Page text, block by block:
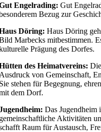
Engelrading: Gut
Bezug zur
Döring: Haus Döring
Marbecks mitbestimmen.
Prägung des Dorfes.
des Heimatvereins:
von Gemeinschaft,
stehen für Begegnung,
dem Dorf.
Das Jugendheim
Aktivitäten
Raum für Austausch,